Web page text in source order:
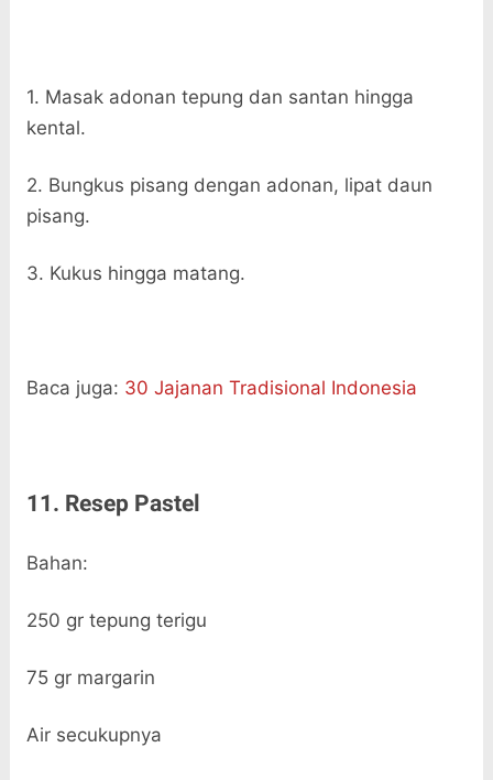
1. Masak adonan tepung dan santan hingga
kental.
2. Bungkus pisang dengan adonan, lipat daun
pisang.
3. Kukus hingga matang.
Baca juga: 30 Jajanan Tradisional Indonesia
11. Resep Pastel
Bahan:
250 gr tepung terigu
75 gr margarin
Air secukupnya